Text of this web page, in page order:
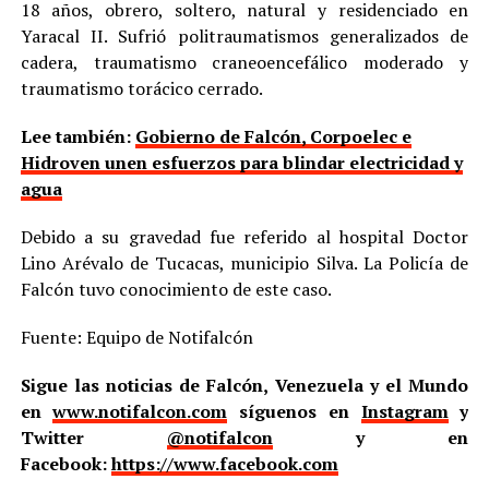
18 años, obrero, soltero, natural y residenciado en
Yaracal II. Sufrió politraumatismos generalizados de
cadera, traumatismo craneoencefálico moderado y
traumatismo torácico cerrado.
Lee también: Gobierno de Falcón, Corpoelec e
Hidroven unen esfuerzos para blindar electricidad y
agua
Debido a su gravedad fue referido al hospital Doctor
Lino Arévalo de Tucacas, municipio Silva. La Policía de
Falcón tuvo conocimiento de este caso.
Fuente: Equipo de Notifalcón
Sigue las noticias de Falcón, Venezuela y el Mundo
enwww.notifalcon.com síguenos en Instagramy
Twitter @notifalcony en
Facebook:https://www.facebook.com